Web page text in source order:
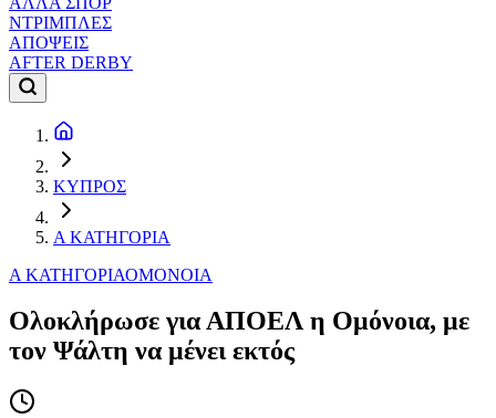
ΝΤΡΙΜΠΛΕΣ
ΑΠΟΨΕΙΣ
AFTER DERBY
ΚΥΠΡΟΣ
Α ΚΑΤΗΓΟΡΙΑ
Α ΚΑΤΗΓΟΡΙΑΟΜΟΝΟΙΑ
Ολοκλήρωσε για ΑΠΟΕΛ η Ομόνοια, με
τον Ψάλτη να μένει εκτός